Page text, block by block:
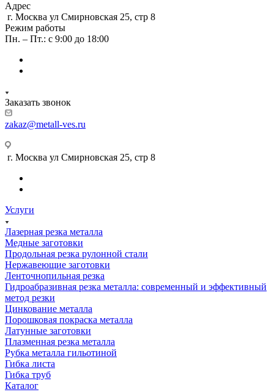
Адрес
г. Москва ул Смирновская 25, стр 8
Режим работы
Пн. – Пт.: с 9:00 до 18:00
Заказать звонок
zakaz@metall-ves.ru
г. Москва ул Смирновская 25, стр 8
Услуги
Лазерная резка металла
Медные заготовки
Продольная резка рулонной стали
Нержавеющие заготовки
Ленточнопильная резка
Гидроабразивная резка металла: современный и эффективный
метод резки
Цинкование металла
Порошковая покраска металла
Латунные заготовки
Плазменная резка металла
Рубка металла гильотиной
Гибка листа
Гибка труб
Каталог